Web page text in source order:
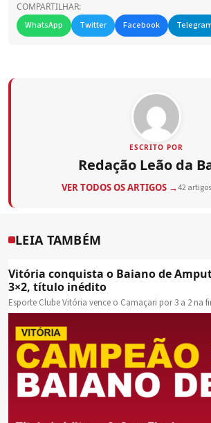
COMPARTILHAR:
WhatsApp
Twitter Facebook
ESCRITO POR
Redação Leão da
VER TODOS OS ARTIGOS →42
LEIA TAMBÉM
Vitória conquista o Baiano de
3×2, título inédito
Esporte Clube Vitória vence o Camaçari por 3 a 2 na